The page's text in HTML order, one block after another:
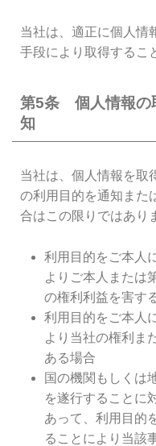
当社は、適正に個人情
手段により取得するこ
第5条 個人情報の
知
当社は、個人情報を取
の利用目的を通知また
合はこの限りではあり
利用目的をご本人
よりご本人または
の権利利益を害す
利用目的をご本人
より当社の権利ま
ある場合
国の機関もしくは
を遂行することに
あって、利用目的
ることにより当該